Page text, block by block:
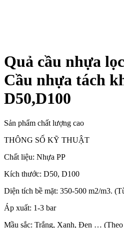
Quả cầu nhựa
Cầu nhựa tách
D50,D100
Sản phẩm chất lượng cao
THÔNG SỐ KỸ THUẬT
Chất liệu: Nhựa PP
Kích thước: D50, D100
Diện tích bề mặt: 350-500 m2/m3.
Áp xuất: 1-3 bar
Mầu sắc: Trắng, Xanh, Đen … (Theo